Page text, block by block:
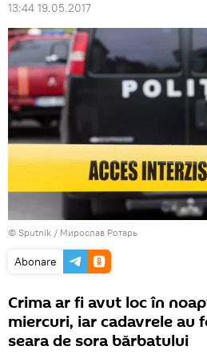
13:44 19.05.2017
© Sputnik / Мирослав Ротарь
Abonare
Crima ar fi avut loc în
miercuri, iar cadavrele au
seara de sora bărbatului